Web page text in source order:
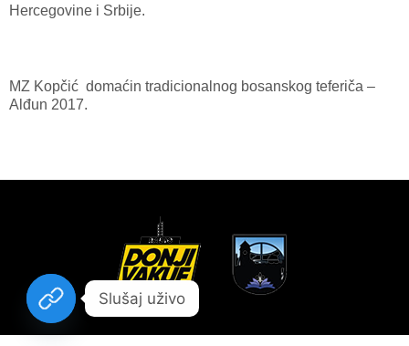
Hercegovine i Srbije.
MZ Kopčić domaćin tradicionalnog bosanskog teferiča –
Alđun 2017.
Slušaj uživo